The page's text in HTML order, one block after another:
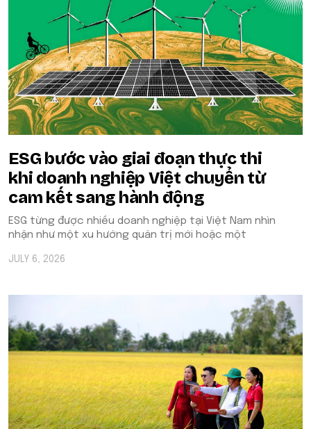
ESG bước vào giai đoạn thực thi
khi doanh nghiệp Việt chuyển từ
cam kết sang hành động
ESG từng được nhiều doanh nghiệp tại Việt Nam nhìn
nhận như một xu hướng quản trị mới hoặc một
JULY 6, 2026